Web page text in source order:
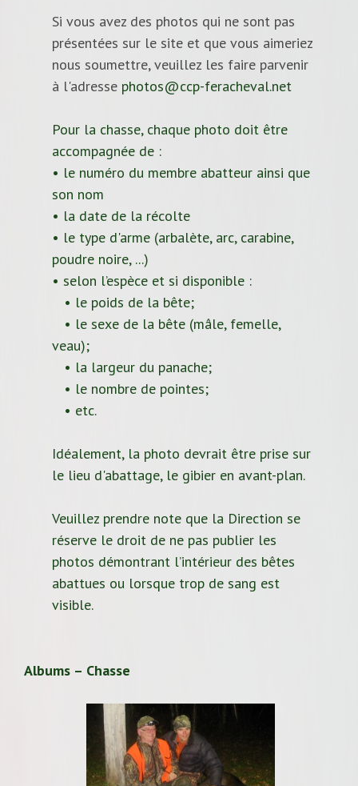
Si vous avez des photos qui ne sont pas
présentées sur le site et que vous aimeriez
nous soumettre, veuillez les faire parvenir
à l'adresse photos@ccp-feracheval.net
Pour la chasse, chaque photo doit être
accompagnée de :
• le numéro du membre abatteur ainsi que
son nom
• la date de la récolte
• le type d'arme (arbalète, arc, carabine,
poudre noire, ...)
• selon l’espèce et si disponible :
• le poids de la bête;
• le sexe de la bête (mâle, femelle,
veau);
• la largeur du panache;
• le nombre de pointes;
• etc.
Idéalement, la photo devrait être prise sur
le lieu d'abattage, le gibier en avant-plan.
Veuillez prendre note que la Direction se
réserve le droit de ne pas publier les
photos démontrant l’intérieur des bêtes
abattues ou lorsque trop de sang est
visible.
Albums – Chasse